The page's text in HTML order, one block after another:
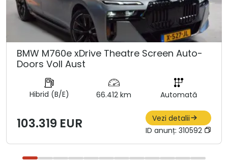
BMW M760e xDrive Theatre Screen Auto-
Doors Voll Aust
Hibrid (B/E) 66.412 km Automată
103.319 EUR
Vezi detalii
ID anunț: 310592